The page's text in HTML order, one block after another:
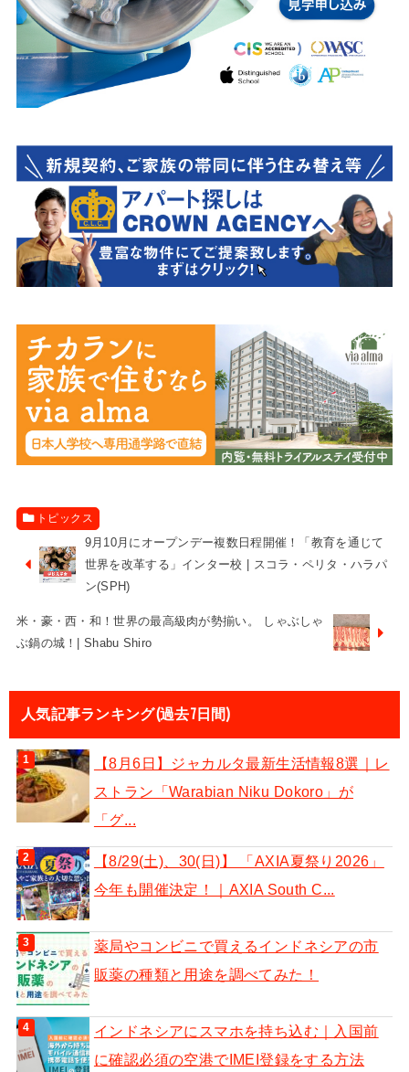
トピックス
9月10月にオープンデー複数日程開催！「教育を通じて
世界を改革する」インター校 | スコラ・ペリタ・ハラパ
ン(SPH)
米・豪・西・和！世界の最高級肉が勢揃い。 しゃぶしゃ
ぶ鍋の城！| Shabu Shiro
人気記事ランキング(過去7日間)
【8月6日】ジャカルタ最新生活情報8選｜レ
ストラン「Warabian Niku Dokoro」が
「グ...
【8/29(土)、30(日)】 「AXIA夏祭り2026」
今年も開催決定！｜AXIA South C...
薬局やコンビニで買えるインドネシアの市
販薬の種類と用途を調べてみた！
インドネシアにスマホを持ち込む｜入国前
に確認必須の空港でIMEI登録をする方法